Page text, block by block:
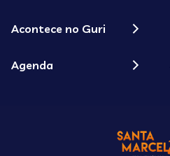
Acontece no Guri
Agenda